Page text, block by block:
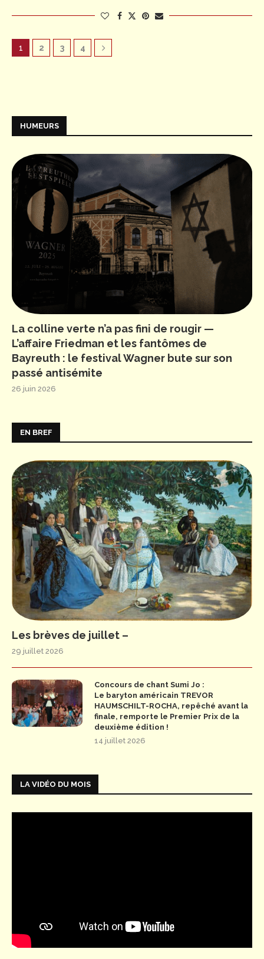
1 2 3 4
HUMEURS
La colline verte n’a pas fini de rougir —
L’affaire Friedman et les fantômes de
Bayreuth : le festival Wagner bute sur son
passé antisémite
26 juin 2026
EN BREF
Les brèves de juillet –
29 juillet 2026
Concours de chant Sumi Jo :
Le baryton américain TREVOR
HAUMSCHILT-ROCHA, repêché avant la
finale, remporte le Premier Prix de la
deuxième édition !
14 juillet 2026
LA VIDÉO DU MOIS